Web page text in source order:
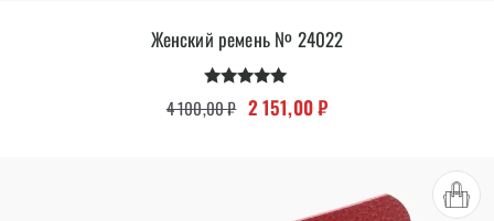
Женский ремень № 24022
Оценка
5.00
4 100,00₽ Первоначальная цена
2 151,00₽Текущая цена: 2